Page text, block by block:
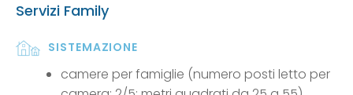
Servizi Family
SISTEMAZIONE
camere per famiglie (numero posti letto per